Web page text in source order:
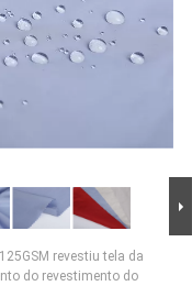
revestiu tela da
do revestimento do